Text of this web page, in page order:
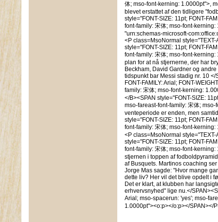
体; mso-font-kerning: 1.0000pt">,
blevet erstattet af den tidligere
style="FONT-SIZE: 11pt; FONT-
font-family: 宋体; mso-font-
"urn:schemas-microsoft-
<P class=MsoNormal
style="FONT-SIZE: 11pt; FONT-
font-family: 宋体; mso-font-
plan for at nå stjernerne, der har
Beckham, David Gardner og
tidspunkt bar Messi stadig nr. 10 </
FONT-FAMILY: Arial; FONT-
family: 宋体; mso-font-kerning:
</B><SPAN style="FONT-SIZE:
mso-fareast-font-family: 宋体;
venteperiode er enden, men
style="FONT-SIZE: 11pt; FONT-
font-family: 宋体; mso-font-
<P class=MsoNormal
style="FONT-SIZE: 11pt; FONT-
font-family: 宋体; mso-font-
stjernen i toppen af
af Busquets. Martinos coaching
Jorge Mas sagde: "Hvor mange
dette liv? Her vil det blive opdelt i
Det er klart, at klubben har
erhvervsnyhed" lige nu.</
Arial; mso-spacerun: 'yes'; mso-
1.0000pt"><o:p></o:p></SPAN></